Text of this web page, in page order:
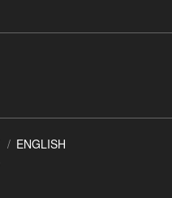
ENGLISH